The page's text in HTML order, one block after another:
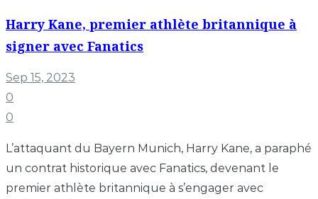
Harry Kane, premier athlète britannique à
signer avec Fanatics
Sep 15, 2023
0
0
L’attaquant du Bayern Munich, Harry Kane, a paraphé
un contrat historique avec Fanatics, devenant le
premier athlète britannique à s’engager avec